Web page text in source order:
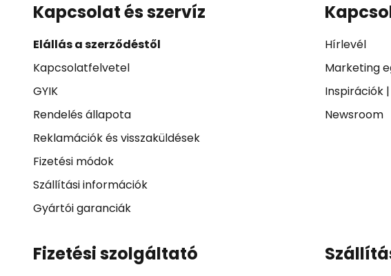
Kapcsolat és szervíz
Elállás a szerződéstől
Kapcsolatfelvetel
GYIK
Rendelés állapota
Reklamációk és visszaküldések
Fizetési módok
Szállítási információk
Gyártói garanciák
Hírlevél
Marketing
Inspirációk|
Newsroom
Fizetési szolgáltató